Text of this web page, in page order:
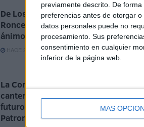
previamente descrito. De
preferencias antes de otorgar
datos personales puede no
procesamiento. Sus
consentimiento en cualquier
inferior de la página web.
MÁS
De Los Morancos a Tomás
Roncero: los mensajes de
ánimo hacia Ceuta
HACE 2 DÍAS
La Corte de Infantes, la
cantera que garantiza el
futuro de la Hermandad de la
Patrona de Ceuta